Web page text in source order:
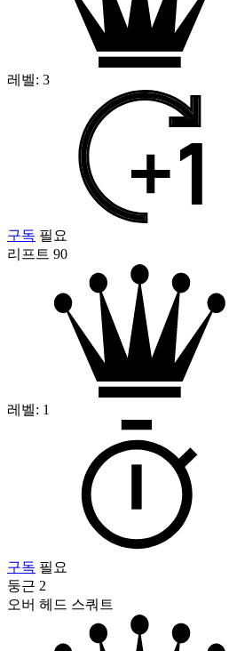
레벨: 3
구독 필요
리프트 90
레벨: 1
구독 필요
둥근 2
오버 헤드 스쿼트